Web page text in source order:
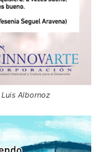
Luis Albornoz